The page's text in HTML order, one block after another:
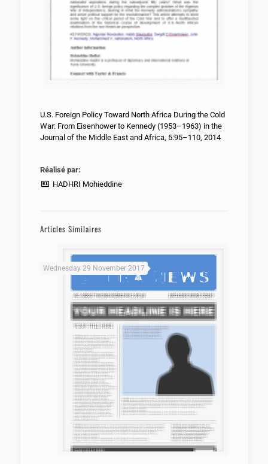
U.S. Foreign Policy Toward North Africa During the Cold
War: From Eisenhower to Kennedy (1953–1963) in the
Journal of the Middle East and Africa, 5:95–110, 2014
Réalisé par:
HADHRI Mohieddine
Articles Similaires
Wednesday 29 November 2017